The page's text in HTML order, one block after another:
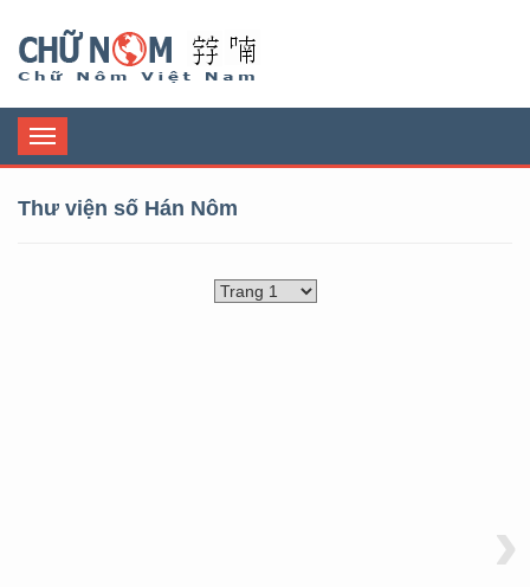
Toggle
navigation
Thư viện số Hán Nôm
›